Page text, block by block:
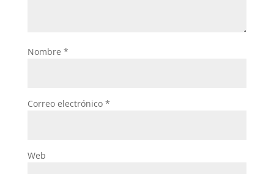
Nombre *
Correo electrónico *
Web